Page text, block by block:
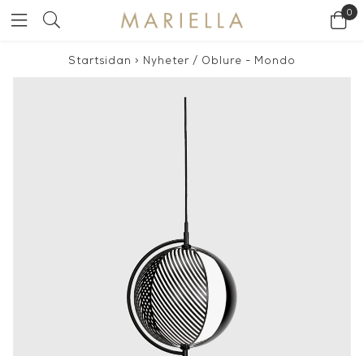
0
Startsidan > Nyheter / Oblure - Mondo